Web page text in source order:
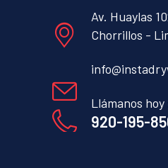
Av. Huaylas
Chorrillos -
Llámanos hoy
920-195-